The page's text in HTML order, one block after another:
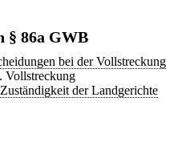
§ 86a GWB
bei der Vollstreckung
Vollstreckung
der Landgerichte